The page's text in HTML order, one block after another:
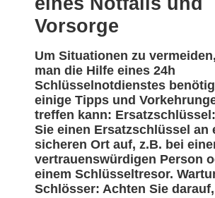
Vorsorge
Um Situationen zu
man die Hilfe eines 24h
Schlüsselnotdienstes
einige Tipps und
treffen kann:
Sie einen Ersatzschlüssel an
sicheren Ort auf, z.B. bei
vertrauenswürdigen Person
einem Schlüsseltresor.
Schlösser: Achten Sie